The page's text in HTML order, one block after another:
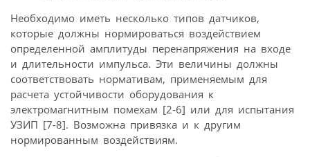
Необходимо иметь несколько типов датчиков,
которые должны нормироваться воздействием
определенной амплитуды перенапряжения на входе
и длительности импульса. Эти величины должны
соответствовать нормативам, применяемым для
расчета устойчивости оборудования к
электромагнитным помехам [2-6] или для испытания
УЗИП [7-8]. Возможна привязка и к другим
нормированным воздействиям.